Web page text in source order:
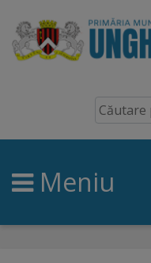
Ungheni
Prezentare
generală
Simbolurile
Meniu